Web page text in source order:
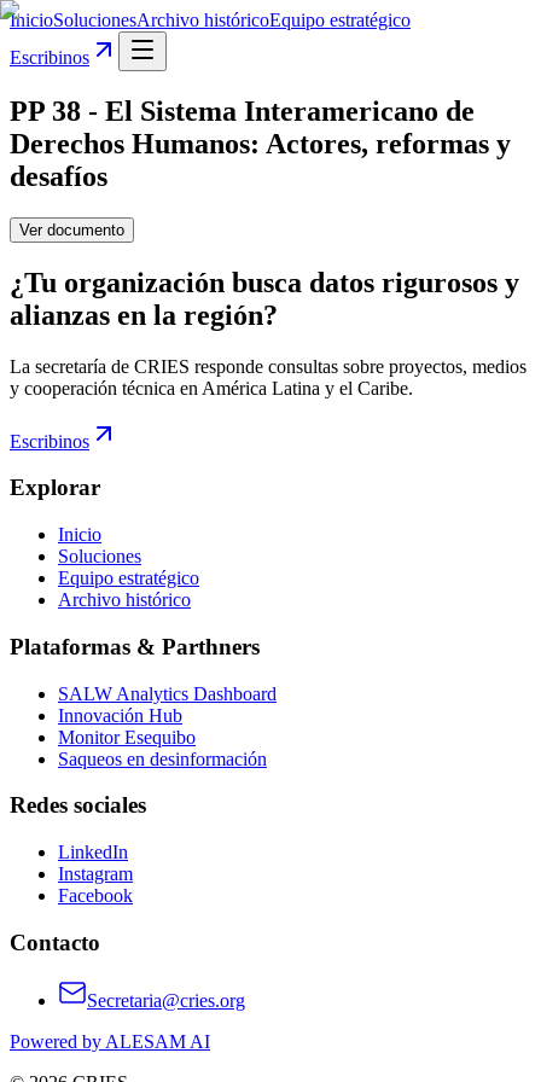
InicioSolucionesArchivo históricoEquipo estratégico
Escribinos
PP 38 - El Sistema Interamericano de
Derechos Humanos: Actores, reformas y
desafíos
Ver documento
¿Tu organización busca datos rigurosos y
alianzas en la región?
La secretaría de CRIES responde consultas sobre proyectos, medios
y cooperación técnica en América Latina y el Caribe.
Escribinos
Explorar
Inicio
Soluciones
Equipo estratégico
Archivo histórico
Plataformas & Parthners
SALW Analytics Dashboard
Innovación Hub
Monitor Esequibo
Saqueos en desinformación
Redes sociales
LinkedIn
Instagram
Facebook
Contacto
Secretaria@cries.org
Powered by ALESAM AI